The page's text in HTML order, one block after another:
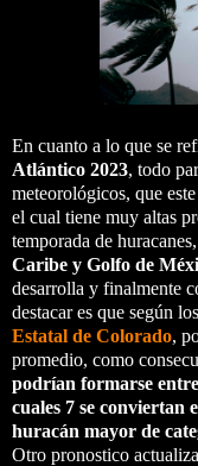
En cuanto a lo que se
Atlántico 2023, todo
meteorológicos, que
el cual tiene muy altas
temporada de
Caribe y Golfo de
desarrolla y finalmente
destacar es que según
Estatal de Colorado,
promedio, como
podrían formarse
cuales 7 se conviertan
huracán mayor de
Otro pronostico